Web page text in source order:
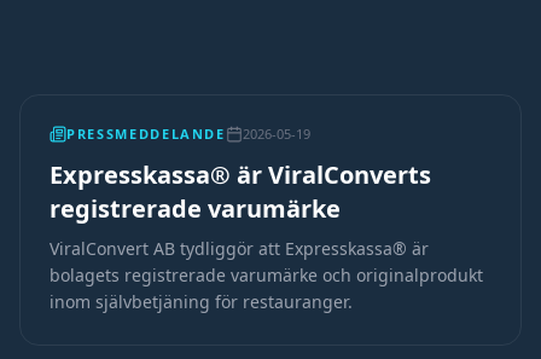
PRESSMEDDELANDE 2026-05-19
Expresskassa® är ViralConverts
registrerade varumärke
ViralConvert AB tydliggör att Expresskassa® är
bolagets registrerade varumärke och originalprodukt
inom självbetjäning för restauranger.